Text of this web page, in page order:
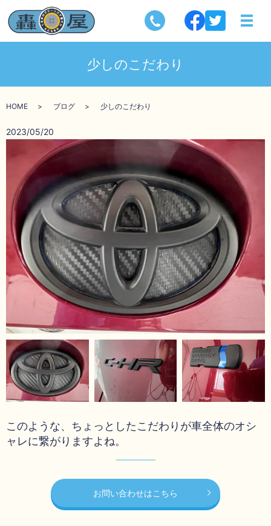
少しのこだわり
HOME ブログ 少しのこだわり
2023/05/20
このような、ちょっとしたこだわりが車全体のオシ
ャレに繋がりますよね。
お問い合わせはこちら